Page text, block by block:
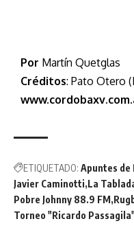
Por Martín Quetglas
Créditos: Pato Otero
ETIQUETADO: Apuntes de
Javier Caminotti La
Pobre Johnny 88.9 FM
Torneo "Ricardo